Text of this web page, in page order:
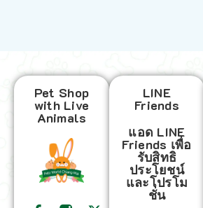
Pet Shop
with Live
Animals
LINE
Friends
แอด LINE
Friends เพื่อ
รับสิทธิ
ประโยชน์
และโปรโม
ชั่น